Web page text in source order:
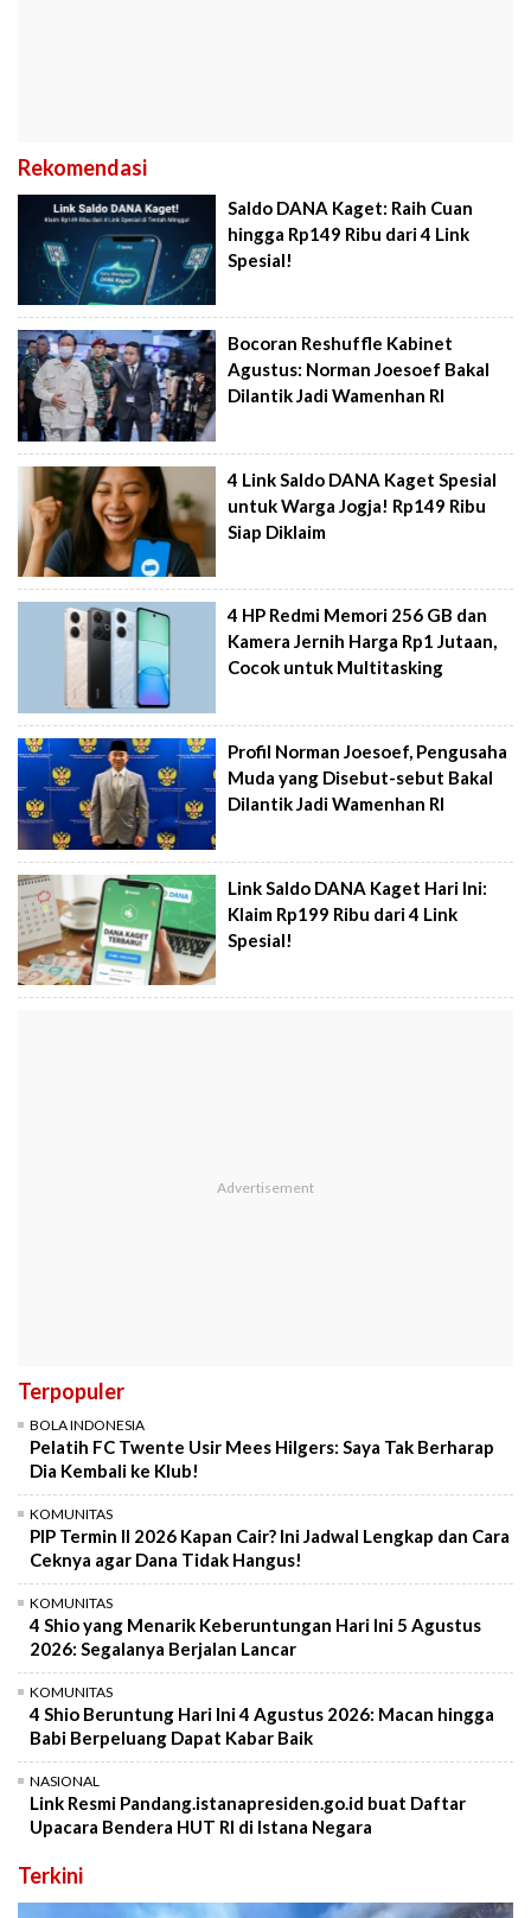
Rekomendasi
Saldo DANA Kaget: Raih Cuan
hingga Rp149 Ribu dari 4 Link
Spesial!
Bocoran Reshuffle Kabinet
Agustus: Norman Joesoef Bakal
Dilantik Jadi Wamenhan RI
4 Link Saldo DANA Kaget Spesial
untuk Warga Jogja! Rp149 Ribu
Siap Diklaim
4 HP Redmi Memori 256 GB dan
Kamera Jernih Harga Rp1 Jutaan,
Cocok untuk Multitasking
Profil Norman Joesoef, Pengusaha
Muda yang Disebut-sebut Bakal
Dilantik Jadi Wamenhan RI
Link Saldo DANA Kaget Hari Ini:
Klaim Rp199 Ribu dari 4 Link
Spesial!
Terpopuler
BOLA INDONESIA
Pelatih FC Twente Usir Mees Hilgers: Saya Tak Berharap
Dia Kembali ke Klub!
KOMUNITAS
PIP Termin II 2026 Kapan Cair? Ini Jadwal Lengkap dan Cara
Ceknya agar Dana Tidak Hangus!
KOMUNITAS
4 Shio yang Menarik Keberuntungan Hari Ini 5 Agustus
2026: Segalanya Berjalan Lancar
KOMUNITAS
4 Shio Beruntung Hari Ini 4 Agustus 2026: Macan hingga
Babi Berpeluang Dapat Kabar Baik
NASIONAL
Link Resmi Pandang.istanapresiden.go.id buat Daftar
Upacara Bendera HUT RI di Istana Negara
Terkini